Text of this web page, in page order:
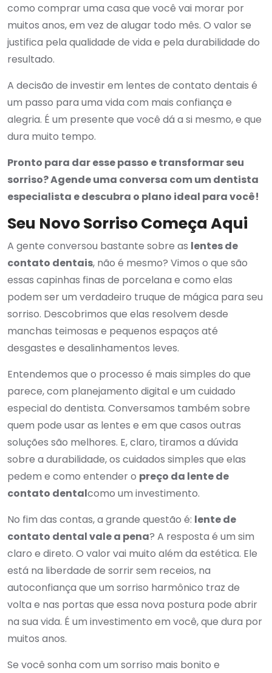
como comprar uma casa que você vai morar por
muitos anos, em vez de alugar todo mês. O valor se
justifica pela qualidade de vida e pela durabilidade do
resultado.
A decisão de investir em lentes de contato dentais é
um passo para uma vida com mais confiança e
alegria. É um presente que você dá a si mesmo, e que
dura muito tempo.
Pronto para dar esse passo e transformar seu
sorriso? Agende uma conversa com um dentista
especialista e descubra o plano ideal para você!
Seu Novo Sorriso Começa Aqui
A gente conversou bastante sobre as lentes de
contato dentais, não é mesmo? Vimos o que são
essas capinhas finas de porcelana e como elas
podem ser um verdadeiro truque de mágica para seu
sorriso. Descobrimos que elas resolvem desde
manchas teimosas e pequenos espaços até
desgastes e desalinhamentos leves.
Entendemos que o processo é mais simples do que
parece, com planejamento digital e um cuidado
especial do dentista. Conversamos também sobre
quem pode usar as lentes e em que casos outras
soluções são melhores. E, claro, tiramos a dúvida
sobre a durabilidade, os cuidados simples que elas
pedem e como entender o preço da lente de
contato dentalcomo um investimento.
No fim das contas, a grande questão é: lente de
contato dental vale a pena? A resposta é um sim
claro e direto. O valor vai muito além da estética. Ele
está na liberdade de sorrir sem receios, na
autoconfiança que um sorriso harmônico traz de
volta e nas portas que essa nova postura pode abrir
na sua vida. É um investimento em você, que dura por
muitos anos.
Se você sonha com um sorriso mais bonito e